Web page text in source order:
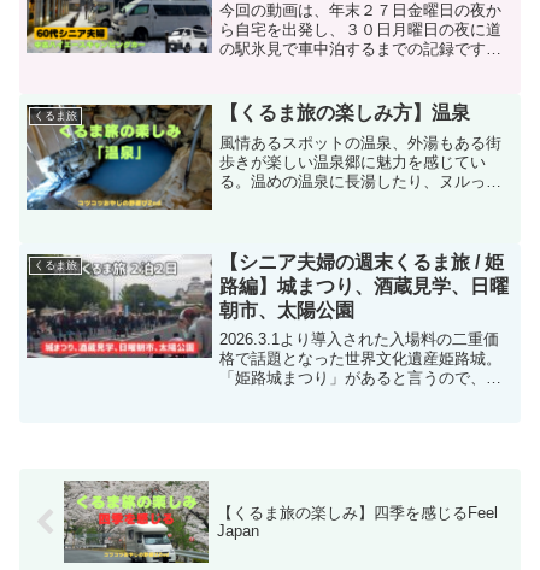
今回の動画は、年末２７日金曜日の夜か
ら自宅を出発し、３０日月曜日の夜に道
の駅氷見で車中泊するまでの記録です。
くるま旅 【くるま旅の楽しみ方】温泉
風情あるスポットの温泉、外湯もある街
歩きが楽しい温泉郷に魅力を感じてい
る。温めの温泉に長湯したり、ヌルっと
しれない。
くるま旅
【シニア夫婦の週末くるま旅 / 姫
路編】城まつり、酒蔵見学、日曜
朝市、太陽公園
2026.3.1より導入された入場料の二重価
格で話題となった世界文化遺産姫路城。
「姫路城まつり」があると言うので、周
【くるま旅の楽しみ】四季を感じるFeel
Japan